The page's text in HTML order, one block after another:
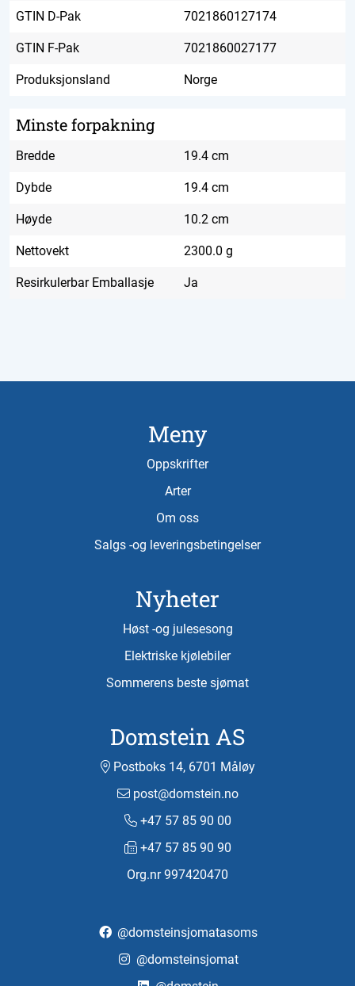
GTIN D-Pak 7021860127174
GTIN F-Pak 7021860027177
Produksjonsland Norge
Minste forpakning
Bredde 19.4 cm
Dybde 19.4 cm
Høyde 10.2 cm
Nettovekt 2300.0 g
Resirkulerbar Emballasje Ja
Meny
Oppskrifter
Arter
Om oss
Salgs -og leveringsbetingelser
Nyheter
Høst -og julesesong
Elektriske kjølebiler
Sommerens beste sjømat
Domstein AS
Postboks 14, 6701 Måløy
post@domstein.no
+47 57 85 90 00
+47 57 85 90 90
Org.nr 997420470
@domsteinsjomatasoms
@domsteinsjomat